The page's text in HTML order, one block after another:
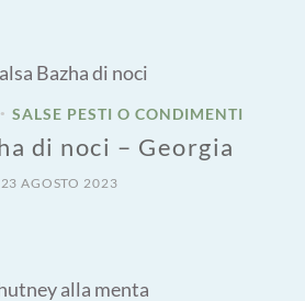
• SALSE PESTI O CONDIMENTI
di noci – Georgia
23 AGOSTO 2023